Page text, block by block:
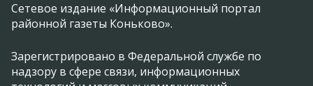
Сетевое издание «Информационный портал
районной газеты Коньково».
Зарегистрировано в Федеральной службе по
надзору в сфере связи, информационных